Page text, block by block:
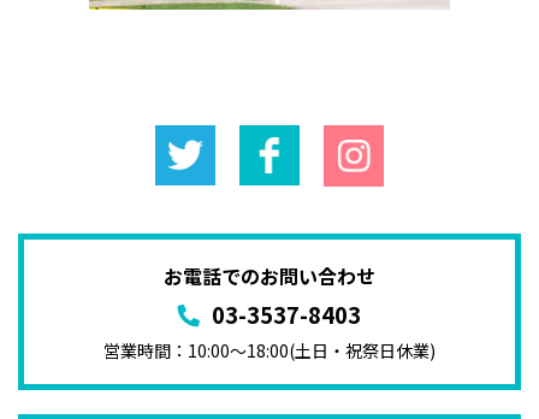
お電話でのお問い合わせ
03-3537-8403
営業時間：10:00〜18:00(土日・祝祭日休業)